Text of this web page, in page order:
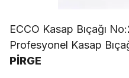
ECCO Kasap Bıçağı
Profesyonel Kasap
PİRGE